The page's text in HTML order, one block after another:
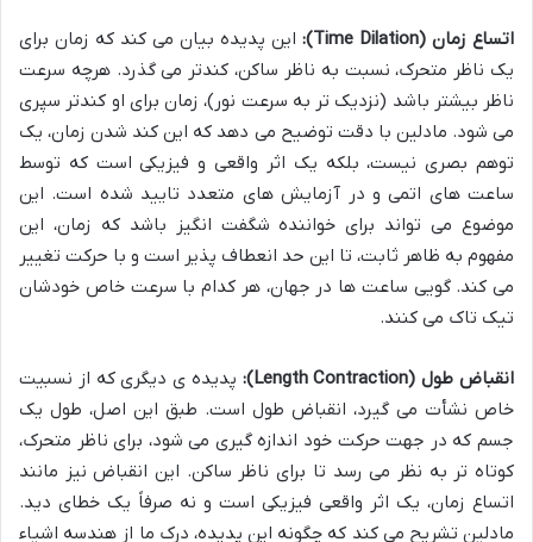
اتساع زمان (Time Dilation):
این پدیده بیان می کند که زمان برای
یک ناظر متحرک، نسبت به ناظر ساکن، کندتر می گذرد. هرچه سرعت
ناظر بیشتر باشد (نزدیک تر به سرعت نور)، زمان برای او کندتر سپری
می شود. مادلین با دقت توضیح می دهد که این کند شدن زمان، یک
توهم بصری نیست، بلکه یک اثر واقعی و فیزیکی است که توسط
ساعت های اتمی و در آزمایش های متعدد تایید شده است. این
موضوع می تواند برای خواننده شگفت انگیز باشد که زمان، این
مفهوم به ظاهر ثابت، تا این حد انعطاف پذیر است و با حرکت تغییر
می کند. گویی ساعت ها در جهان، هر کدام با سرعت خاص خودشان
تیک تاک می کنند.
انقباض طول (Length Contraction):
پدیده ی دیگری که از نسبیت
خاص نشأت می گیرد، انقباض طول است. طبق این اصل، طول یک
جسم که در جهت حرکت خود اندازه گیری می شود، برای ناظر متحرک،
کوتاه تر به نظر می رسد تا برای ناظر ساکن. این انقباض نیز مانند
اتساع زمان، یک اثر واقعی فیزیکی است و نه صرفاً یک خطای دید.
مادلین تشریح می کند که چگونه این پدیده، درک ما از هندسه اشیاء